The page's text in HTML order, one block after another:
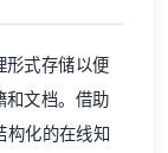
形式存储以便
和文档。借助
构化的在线知